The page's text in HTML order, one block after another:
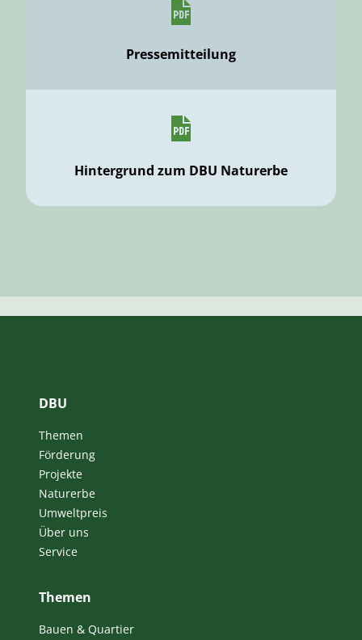
Pressemitteilung
Hintergrund zum DBU Naturerbe
DBU
Themen
Förderung
Projekte
Naturerbe
Umweltpreis
Über uns
Service
Themen
Bauen & Quartier